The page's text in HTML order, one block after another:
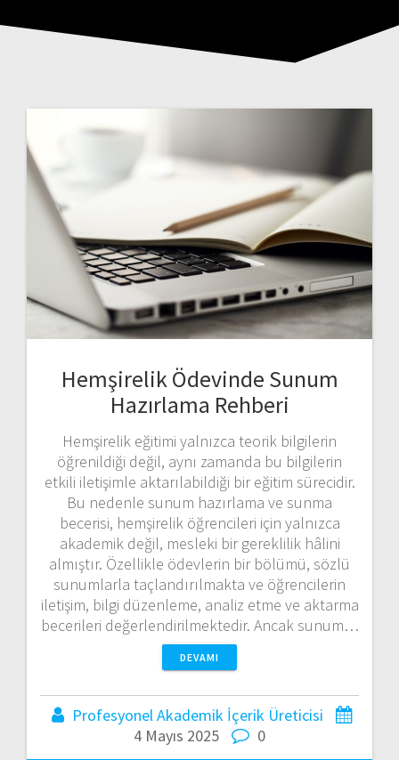
Hemşirelik Ödevinde Sunum
Hazırlama Rehberi
Hemşirelik eğitimi yalnızca teorik bilgilerin
öğrenildiği değil, aynı zamanda bu bilgilerin
etkili iletişimle aktarılabildiği bir eğitim sürecidir.
Bu nedenle sunum hazırlama ve sunma
becerisi, hemşirelik öğrencileri için yalnızca
akademik değil, mesleki bir gereklilik hâlini
almıştır. Özellikle ödevlerin bir bölümü, sözlü
sunumlarla taçlandırılmakta ve öğrencilerin
iletişim, bilgi düzenleme, analiz etme ve aktarma
becerileri değerlendirilmektedir. Ancak sunum…
DEVAMI
Profesyonel Akademik İçerik Üreticisi
4 Mayıs 2025
0